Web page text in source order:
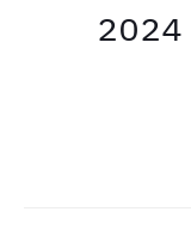
أسئلة الفيزياء الدور الأول 2024